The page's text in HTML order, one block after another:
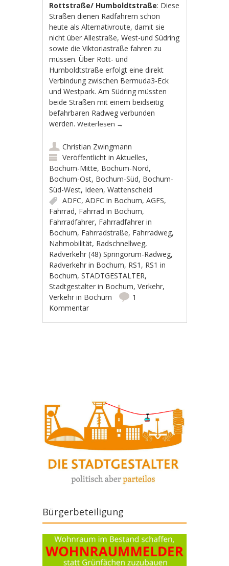
Rottstraße/ Humboldtstraße: Diese
Straßen dienen Radfahrern schon
heute als Alternativroute, damit sie
nicht über Allestraße, West-und Südring
sowie die Viktoriastraße fahren zu
müssen. Über Rott- und
Humboldtstraße erfolgt eine direkt
Verbindung zwischen Bermuda3-Eck
und Westpark. Am Südring müssten
beide Straßen mit einem beidseitig
befahrbaren Radweg verbunden
werden.Weiterlesen →
Christian Zwingmann
Veröffentlicht inAktuelles,
Bochum-Mitte, Bochum-Nord,
Bochum-Ost, Bochum-Süd, Bochum-
Süd-West, Ideen,Wattenscheid
ADFC,ADFC in Bochum,AGFS,
Fahrrad, Fahrrad in Bochum,
Fahrradfahrer, Fahrradfahrer in
Bochum, Fahrradstraße, Fahrradweg,
Nahmobilität, Radschnellweg,
Radverkehr (48) Springorum-Radweg,
Radverkehr in Bochum, RS1 , RS1 in
Bochum,STADTGESTALTER,
Stadtgestalter in Bochum,Verkehr,
Verkehr in Bochum
1
Kommentar
Bürgerbeteiligung